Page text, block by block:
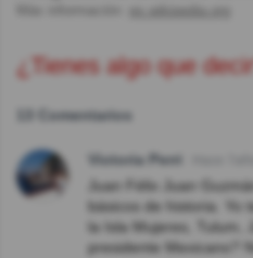
es.wikipedia.org
¿Tienes algo que
13 Comentarios
Victoria Perri
Juan Félix Juan
básicos de historia. Yo
la Isla Mujeres, Tulum,
presidente Mexicano?